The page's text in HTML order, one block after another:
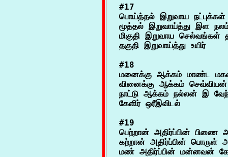
#17
பொய்த்தல் இறுவாய
மூத்தல் இறுவாய்த்து இள
மிகுதி இறுவாய செல்வங்கள்
#18
மனைக்கு ஆக்கம் மாண்ட
வினைக்கு ஆக்கம்
நாட்டு ஆக்கம் நல்லன் இ
#19
பெற்றான் அதிர்ப்பின் பிணை
கற்றான் அதிர்ப்பின் பொருள்
மண் அதிர்ப்பின் மன்னவன்